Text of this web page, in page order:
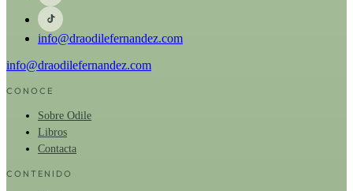
info@draodilefernandez.com
info@draodilefernandez.com
CONOCE
Sobre Odile
Libros
Contacta
CONTENIDO